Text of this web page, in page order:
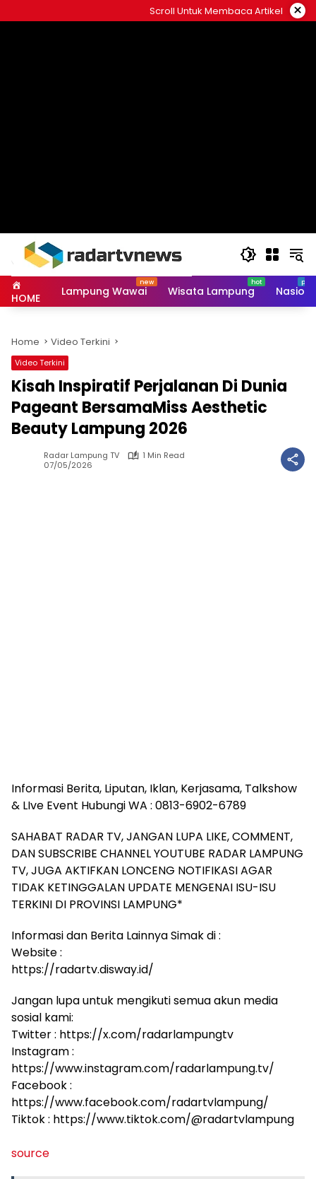
to
Scroll Untuk Membaca Artikel ×
HOME Lampung Wawai Wisata Lampung
Home Video Terkini
Video Terkini
Kisah Inspiratif Perjalanan Di Dunia
Pageant BersamaMiss Aesthetic
Beauty Lampung 2026
Radar Lampung TV
1 Min Read
07/05/2026
Informasi Berita, Liputan, Iklan, Kerjasama, Talkshow
& LIve Event Hubungi WA : 0813-6902-6789
SAHABAT RADAR TV, JANGAN LUPA LIKE, COMMENT,
DAN SUBSCRIBE CHANNEL YOUTUBE RADAR LAMPUNG
TV, JUGA AKTIFKAN LONCENG NOTIFIKASI AGAR
TIDAK KETINGGALAN UPDATE MENGENAI ISU-ISU
TERKINI DI PROVINSI LAMPUNG*
Informasi dan Berita Lainnya Simak di :
Website :
https://radartv.disway.id/
Jangan lupa untuk mengikuti semua akun media
sosial kami:
Twitter : https://x.com/radarlampungtv
Instagram :
https://www.instagram.com/radarlampung.tv/
Facebook :
https://www.facebook.com/radartvlampung/
Tiktok : https://www.tiktok.com/@radartvlampung
source